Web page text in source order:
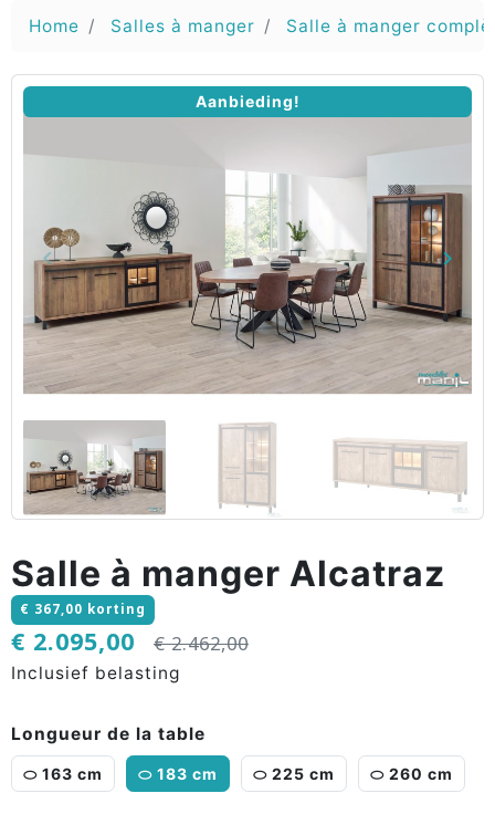
Home Salles à manger Salle à manger
Aanbieding!
Vorige
keyboard_arrow_left keyboard_arrow_right
Salle à manger Alcatraz
€ 367,00 korting
€ 2.095,00 € 2.462,00
Inclusief belasting
Longueur de la table
⬭ 163 cm ⬭ 183 cm ⬭ 225 cm ⬭ 260 cm